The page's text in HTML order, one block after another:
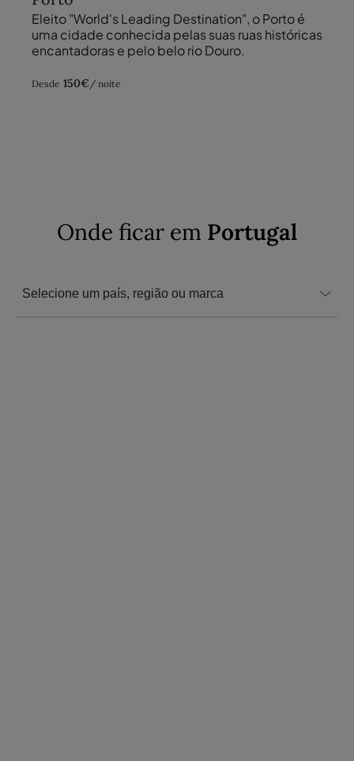
Eleito "World's Leading Destination", o Porto é
uma cidade conhecida pelas suas ruas históricas
encantadoras e pelo belo rio Douro.
Desde 150€ / noite
Onde ficar em Portugal
Selecione um país, região ou marca